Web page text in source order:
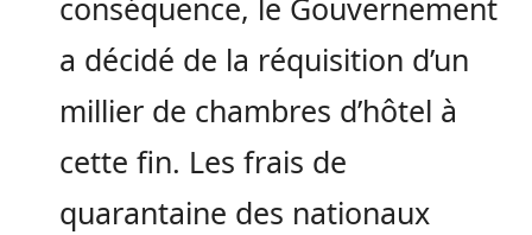
conséquence, le Gouvernement
a décidé de la réquisition d’un
millier de chambres d’hôtel à
cette fin. Les frais de
quarantaine des nationaux